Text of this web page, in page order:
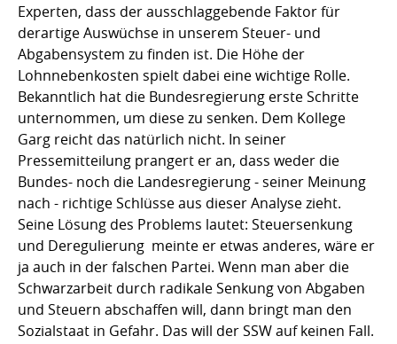
Experten, dass der ausschlaggebende Faktor für
derartige Auswüchse in unserem Steuer- und
Abgabensystem zu finden ist. Die Höhe der
Lohnnebenkosten spielt dabei eine wichtige Rolle.
Bekanntlich hat die Bundesregierung erste Schritte
unternommen, um diese zu senken. Dem Kollege
Garg reicht das natürlich nicht. In seiner
Pressemitteilung prangert er an, dass weder die
Bundes- noch die Landesregierung - seiner Meinung
nach - richtige Schlüsse aus dieser Analyse zieht.
Seine Lösung des Problems lautet: Steuersenkung
und Deregulierung  meinte er etwas anderes, wäre er
ja auch in der falschen Partei. Wenn man aber die
Schwarzarbeit durch radikale Senkung von Abgaben
und Steuern abschaffen will, dann bringt man den
Sozialstaat in Gefahr. Das will der SSW auf keinen Fall.